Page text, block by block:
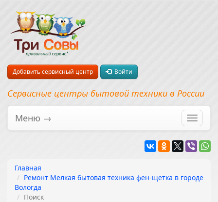
Добавить сервисный центр Войти
Сервисные центры бытовой техники в России
Меню →
Главная
Ремонт Мелкая бытовая техника фен-щетка в городе
Вологда
Поиск